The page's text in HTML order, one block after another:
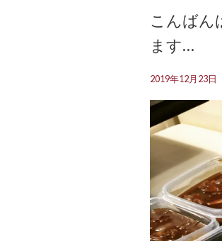
こんばん
ます…
2019年12月23日